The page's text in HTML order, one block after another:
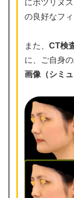
にボツリヌ
の良好なフ
また、 CT検
に、ご自身
画像（シミュ